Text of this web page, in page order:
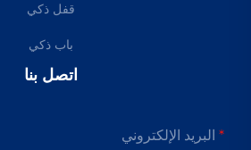
قفل ذكي
باب ذكي
اتصل بنا
البريد الإلكتروني